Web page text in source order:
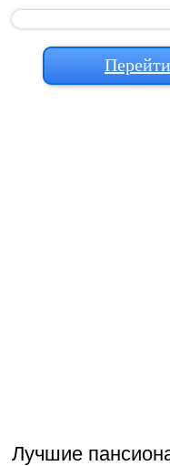
Лучшие